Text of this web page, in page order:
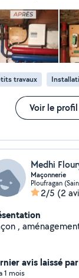
Je le recommande
cas de besoin.
travaux
Voir le profil
Medhi
Maçonnerie
Ploufragan
2/5 (2
,
avis laissé
1 mois